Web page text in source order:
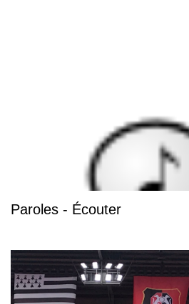
Paroles - Écouter